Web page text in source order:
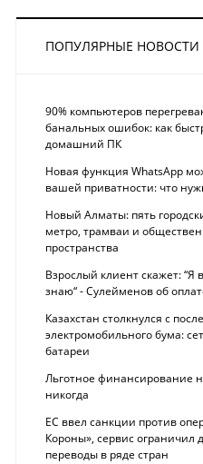
ПОПУЛЯРНЫЕ НОВОСТИ
90% компьютеров
банальных ошибок: как
домашний ПК
Новая функция WhatsApp
вашей приватности: что
Новый Алматы: пять
метро, трамваи и
пространства
Взрослый клиент скажет:
знаю“ - Сулейменов об
Казахстан столкнулся с
электромобильного бума:
батареи
Льготное финансирование
никогда
ЕС ввел санкции против
Короны», сервис ограничил
переводы в ряде стран